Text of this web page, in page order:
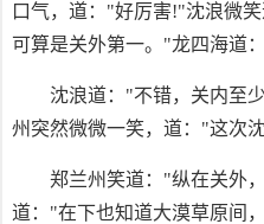
口气，道："好厉害!"沈浪微
可算是关外第一。"龙四海道
沈浪道："不错，关内至
州突然微微一笑，道："这次
郑兰州笑道："纵在关外
道："在下也知道大漠草原间